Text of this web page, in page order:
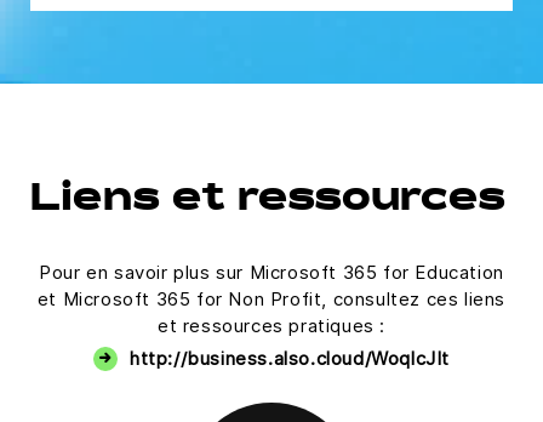
Liens et ressources
Pour en savoir plus sur Microsoft 365 for Education
et Microsoft 365 for Non Profit, consultez ces liens
et ressources pratiques :
http://business.also.cloud/WoqlcJIt